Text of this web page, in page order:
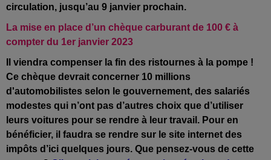
circulation, jusqu’au 9 janvier prochain.
La mise en place d’un chèque carburant de 100 € à
compter du 1er janvier 2023
Il viendra compenser la fin des ristournes à la pompe !
Ce chèque devrait concerner 10 millions
d'automobilistes selon le gouvernement, des salariés
modestes qui n’ont pas d’autres choix que d’utiliser
leurs voitures pour se rendre à leur travail. Pour en
bénéficier, il faudra se rendre sur le site internet des
impôts d’ici quelques jours. Que pensez-vous de cette